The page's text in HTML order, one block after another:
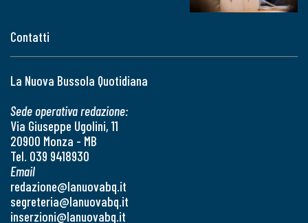
Contatti
La Nuova Bussola Quotidiana
Sede operativa redazione:
Via Giuseppe Ugolini, 11
20900 Monza - MB
Tel. 039 9418930
Email
redazione@lanuovabq.it
segreteria@lanuovabq.it
inserzioni@lanuovabq.it